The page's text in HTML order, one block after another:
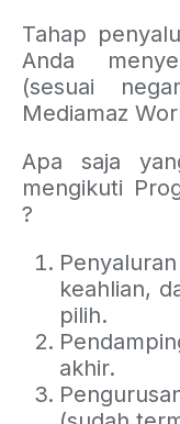
Tahap
Anda
(sesuai
Mediamaz
Apa saja
mengikuti
?
keahlian,
pilih.
akhir.